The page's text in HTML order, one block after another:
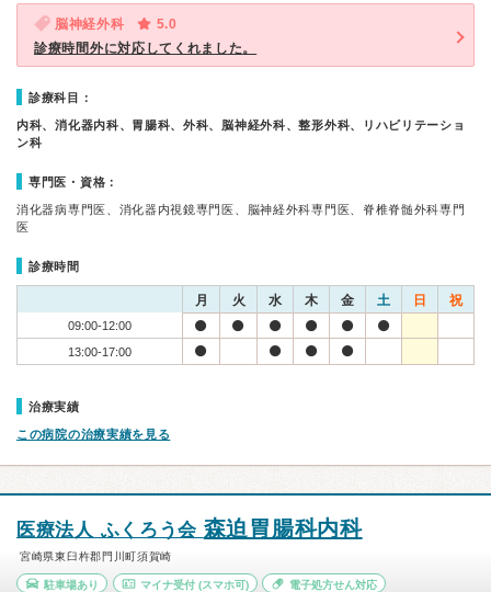
脳神経外科
5.0
診療時間外に対応してくれました。
診療科目：
内科、消化器内科、胃腸科、外科、脳神経外科、整形外科、リハビリテーショ
ン科
専門医・資格：
消化器病専門医、消化器内視鏡専門医、脳神経外科専門医、脊椎脊髄外科専門
医
診療時間
月 火 水 木 金 土 日 祝
09:00-12:00
13:00-17:00
治療実績
この病院の治療実績を見る
医療法人 ふくろう会 森迫胃腸科内科
宮崎県東臼杵郡門川町須賀崎
駐車場あり マイナ受付(スマホ可) 電子処方せん対応